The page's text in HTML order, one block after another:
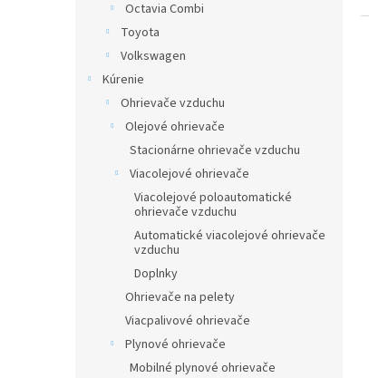
Octavia Combi
Toyota
Volkswagen
Kúrenie
Ohrievače vzduchu
Olejové ohrievače
Stacionárne ohrievače vzduchu
Viacolejové ohrievače
Viacolejové poloautomatické
ohrievače vzduchu
Automatické viacolejové ohrievače
vzduchu
Doplnky
Ohrievače na pelety
Viacpalivové ohrievače
Plynové ohrievače
Mobilné plynové ohrievače